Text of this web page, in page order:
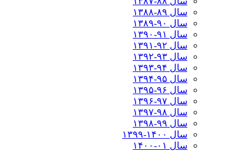
سال ۸۹-۱۳۸۸
سال ۹۰-۱۳۸۹
سال ۹۱-۱۳۹۰
سال ۹۲-۱۳۹۱
سال ۹۳-۱۳۹۲
سال ۹۴-۱۳۹۳
سال ۹۵-۱۳۹۴
سال ۹۶-۱۳۹۵
سال ۹۷-۱۳۹۶
سال ۹۸-۱۳۹۷
سال ۹۹-۱۳۹۸‍
سال ۱۴۰۰-۱۳۹۹
سال ۰۱-۱۴۰۰